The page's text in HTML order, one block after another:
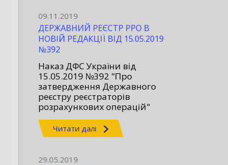
системи...
09.11.2019
ДЕРЖАВНИЙ РЕЄСТР РРО В
НОВІЙ РЕДАКЦІЇ ВІД 15.05.2019
№392
Наказ ДФС України від
15.05.2019 №392 "Про
затвердження Державного
реєстру реєстраторів
розрахункових операцій"
Читати далі
29.05.2019